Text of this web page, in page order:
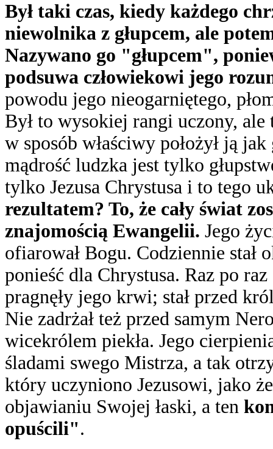
Był taki czas, kiedy każdego
niewolnika z głupcem, ale
Nazywano go "głupcem",
podsuwa człowiekowi jego
powodu jego nieogarniętego,
Był to wysokiej rangi uczony,
w sposób właściwy położył ją
mądrość ludzka jest tylko
tylko Jezusa Chrystusa i to tego
rezultatem? To, że cały świat
znajomością Ewangelii. Jego
ofiarował Bogu. Codziennie stał
ponieść dla Chrystusa. Raz po
pragnęły jego krwi; stał przed
Nie zadrżał też przed samym
wicekrólem piekła. Jego
śladami swego Mistrza, a tak
który uczyniono Jezusowi, jako
objawianiu Swojej łaski, a ten
opuścili".